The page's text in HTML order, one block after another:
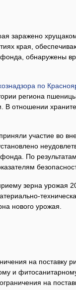
заражено
края,
фонда, обнаружены
по
региона
отношении
участие во
фонда. По
зерна урожая
нового урожая.
на поставку
и
на